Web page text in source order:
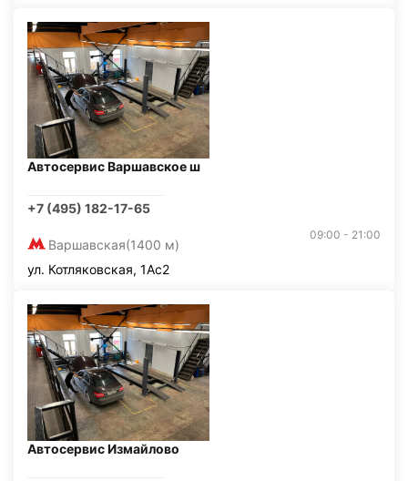
Автосервис Варшавское ш
+7 (495) 182-17-65
Варшавская(1400 м)
09:00 - 21:00
ул. Котляковская, 1Ас2
Автосервис Измайлово